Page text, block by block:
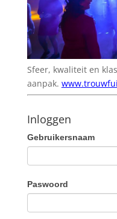
Sfeer, kwaliteit en
aanpak.
Inloggen
Gebruikersnaam
Paswoord